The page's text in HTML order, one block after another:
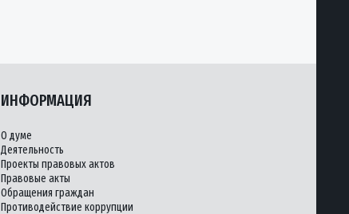
ИНФОРМАЦИЯ
О думе
Деятельность
Проекты правовых актов
Правовые акты
Обращения граждан
Противодействие коррупции